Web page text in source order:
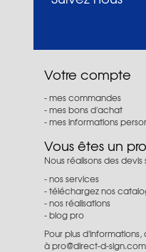
Votre compte
mes commandes
mes bons d'achat
mes informations
Vous êtes un
Nous réalisons des
nos services
téléchargez nos
nos réalisations
blog pro
Pour plus
àpro@direct-d-sign.com